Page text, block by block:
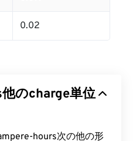
0.02
のcharge単位
hours次の他の形